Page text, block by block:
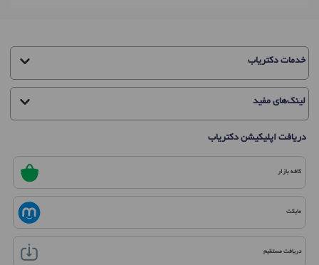
خدمات دکتریاب
لینک‌های مفید
دریافت اپلیکیشن دکتریاب
کافه بازار
مایکت
دریافت مستقیم